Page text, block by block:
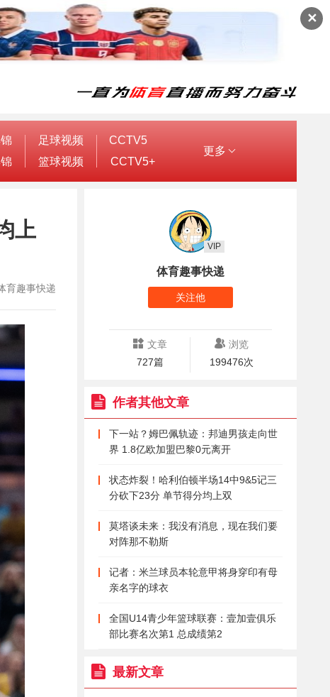
✕
足球视频
篮球视频
CCTV5
CCTV5+
更多
上
育趣事快递
体育趣事快递
VIP
关注他
文章
727篇
浏览
199476次
作者其他文章
下一站？姆巴佩轨迹：邦迪男孩走向世
界 1.8亿欧加盟巴黎0元离开
状态炸裂！哈利伯顿半场14中9&5记三
分砍下23分 单节得分均上双
莫塔谈未来：我没有消息，现在我们要
对阵那不勒斯
记者：米兰球员本轮意甲将身穿印有母
亲名字的球衣
全国U14青少年篮球联赛：壹加壹俱乐
部比赛名次第1 总成绩第2
最新文章